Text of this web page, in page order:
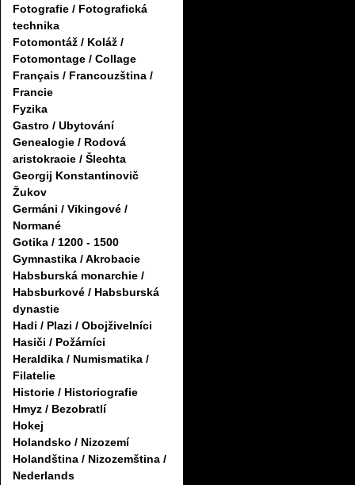
Fotografie / Fotografická
technika
Fotomontáž / Koláž /
Fotomontage / Collage
Français / Francouzština /
Francie
Fyzika
Gastro / Ubytování
Genealogie / Rodová
aristokracie / Šlechta
Georgij Konstantinovič
Žukov
Germáni / Vikingové /
Normané
Gotika / 1200 - 1500
Gymnastika / Akrobacie
Habsburská monarchie /
Habsburkové / Habsburská
dynastie
Hadi / Plazi / Obojživelníci
Hasiči / Požárníci
Heraldika / Numismatika /
Filatelie
Historie / Historiografie
Hmyz / Bezobratlí
Hokej
Holandsko / Nizozemí
Holandština / Nizozemština /
Nederlands